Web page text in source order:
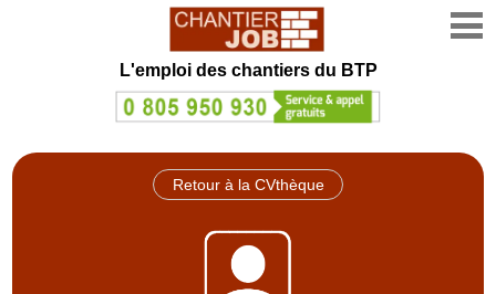
L'emploi des chantiers du BTP
Retour à la CVthèque